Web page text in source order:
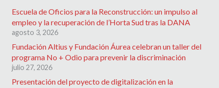
Escuela de Oficios para la Reconstrucción: un impulso al
empleo y la recuperación de l’Horta Sud tras la DANA
agosto 3, 2026
Fundación Altius y Fundación Áurea celebran un taller del
programa No + Odio para prevenir la discriminación
julio 27, 2026
Presentación del proyecto de digitalización en la